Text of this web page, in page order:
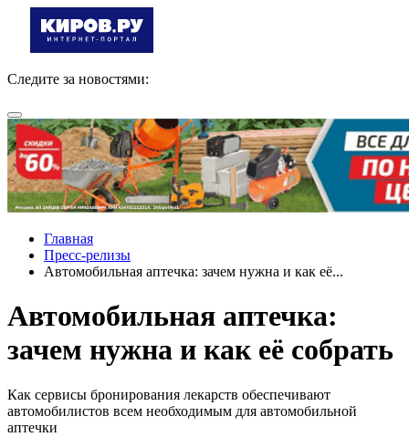
Следите за новостями:
Главная
Пресс-релизы
Автомобильная аптечка: зачем нужна и как её...
Автомобильная аптечка:
зачем нужна и как её собрать
Как сервисы бронирования лекарств обеспечивают
автомобилистов всем необходимым для автомобильной
аптечки